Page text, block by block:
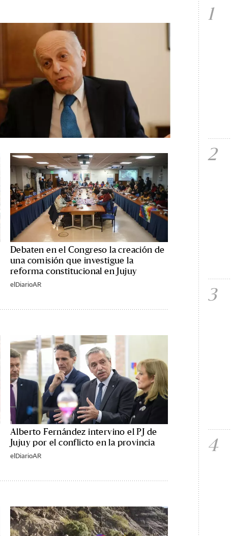
Debaten en el Congreso la creación de
una comisión que investigue la
reforma constitucional en Jujuy
elDiarioAR
Alberto Fernández intervino el PJ de
Jujuy por el conflicto en la provincia
elDiarioAR
1
2
3
4